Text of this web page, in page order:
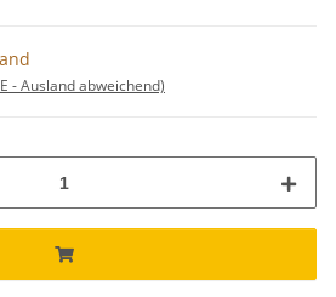
- Ausland abweichend)